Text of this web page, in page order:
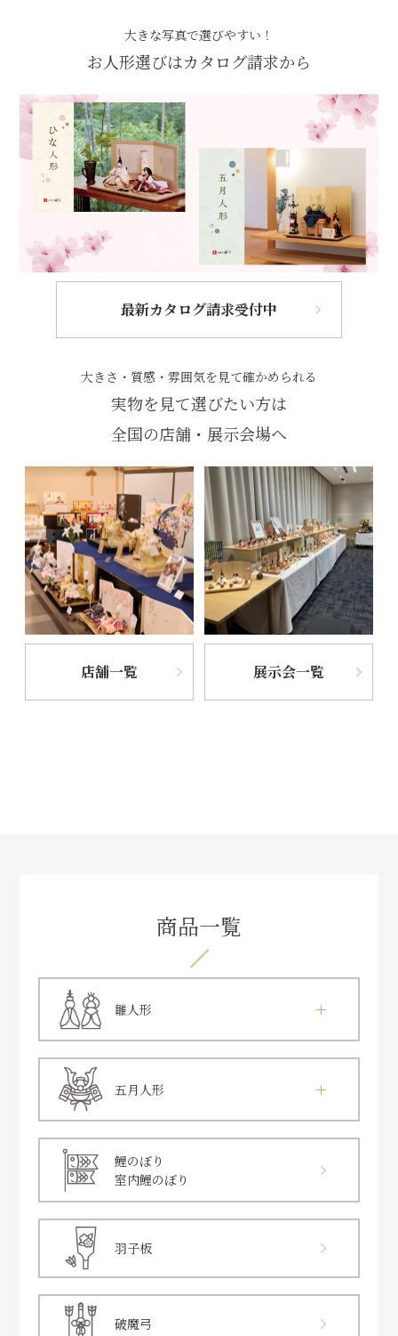
大きな写真で選びやすい！
お人形選びはカタログ請求から
最新カタログ請求受付中
大きさ・質感・雰囲気を見て確かめられる
実物を見て選びたい方は
全国の店舗・展示会場へ
店舗一覧 展示会一覧
商品一覧
雛人形
五月人形
鯉のぼり
室内鯉のぼり
羽子板
破魔弓